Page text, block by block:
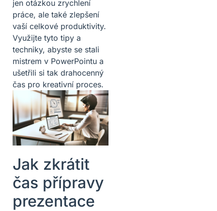
jen otázkou zrychlení
práce, ale také zlepšení
vaší celkové produktivity.
Využijte tyto tipy a
techniky, abyste se stali
mistrem v PowerPointu a
ušetřili si tak drahocenný
čas pro kreativní proces.
Jak zkrátit
čas přípravy
prezentace